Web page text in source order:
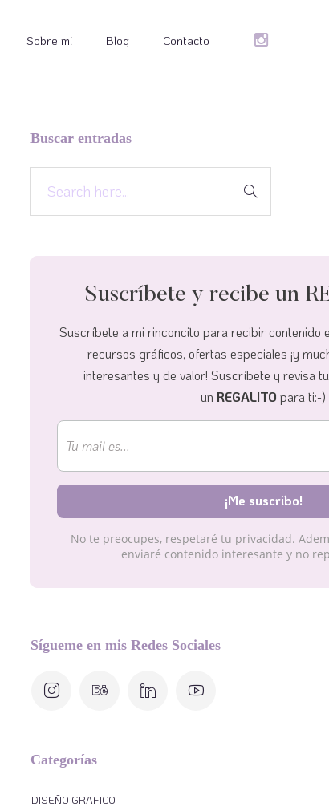
Sobre mi Blog Contacto
Buscar entradas
Suscríbete y recibe un
Suscríbete a mi rinconcito para recibir contenido
recursos gráficos, ofertas especiales ¡y
interesantes y de valor! Suscríbete y revisa
un REGALITO para ti:-)
No te preocupes, respetaré tu privacidad.
enviaré contenido interesante y no
Sígueme en mis Redes Sociales
Categorías
DISEÑO GRAFICO